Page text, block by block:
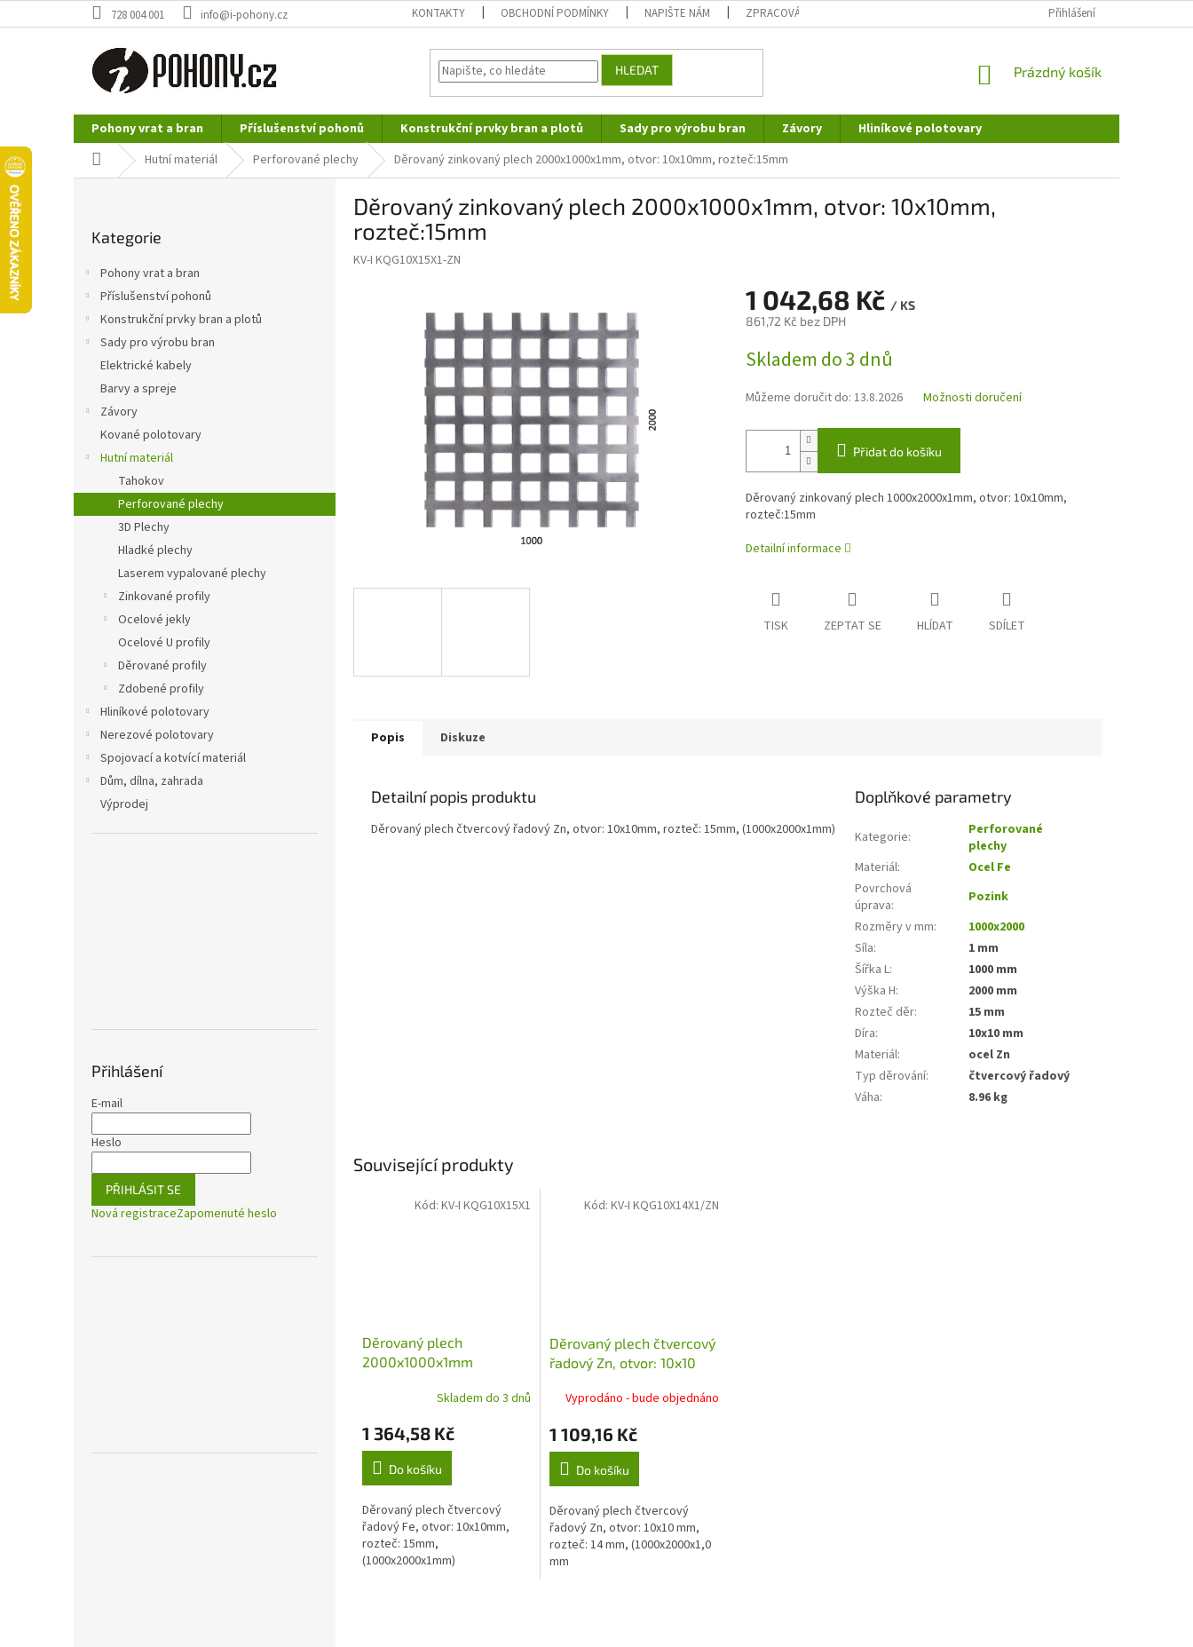
na
728 004 001 info@i-pohony.cz KONTAKTY OBCHODNÍ PODMÍNKY NAPIŠTE NÁM ZPRACOVÁNÍ OSOBNÍCH ÚDAJŮ REKLAMAČNÍ ŘÁD
Přihlášení
HLEDAT
NÁKUPNÍ
Prázdný košík
Pohony vrat a bran Příslušenství pohonů Konstrukční prvky bran a plotů Sady pro výrobu bran Závory
Hliníkové polotovary
Nerezové polotovary
Hutní materiál
Domů Hutní materiál Perforované plechy Děrovaný zinkovaný plech 2000x1000x1mm, otvor: 10x10mm, rozteč:15mm
kategorie
Kategorie
Pohony vrat a bran
Příslušenství pohonů
Konstrukční prvky bran a plotů
Sady pro výrobu bran
Elektrické kabely
Barvy a spreje
Závory
Kované polotovary
Hutní materiál
Tahokov
Perforované plechy
3D Plechy
Hladké plechy
Laserem vypalované plechy
Zinkované profily
Ocelové jekly
Ocelové U profily
Děrované profily
Zdobené profily
Hliníkové polotovary
Nerezové polotovary
Spojovací a kotvící materiál
Dům, dílna, zahrada
Výprodej
Přihlášení
E-mail
Heslo
PŘIHLÁSIT SE
Nová registraceZapomenuté heslo
Děrovaný zinkovaný plech 2000x1000x1mm, otvor: 10x10mm,
rozteč:15mm
KV-I KQG10X15X1-ZN
1 042,68 Kč / KS
861,72 Kč bez DPH
cena:
Skladem do 3 dnů
Můžeme doručit do: 13.8.2026 Možnosti doručení
Přidat do košíku
Děrovaný zinkovaný plech 1000x2000x1mm, otvor: 10x10mm,
rozteč:15mm
Detailní informace
TISK ZEPTAT SE HLÍDAT SDÍLET
Související produkty
Děrovaný plech
2000x1000x1mm
10x10 mm, rozteč: 15 mm,
Skladem do 3 dnů
1 364,58 Kč
Do košíku
Děrovaný plech čtvercový
řadový Fe, otvor: 10x10mm,
rozteč: 15mm,
(1000x2000x1mm)
Kód: KV-I KQG10X15X1
Děrovaný plech čtvercový
řadový Zn, otvor: 10x10
Vyprodáno - bude objednáno
1 109,16 Kč
Do košíku
Děrovaný plech čtvercový
řadový Zn, otvor: 10x10 mm,
rozteč: 14 mm, (1000x2000x1,0
mm
Kód: KV-I KQG10X14X1/ZN
Popis Diskuze
Detailní popis produktu
Děrovaný plech čtvercový řadový Zn, otvor: 10x10mm, rozteč: 15mm, (1000x2000x1mm)
Doplňkové parametry
Kategorie:
Perforované
plechy
Materiál:
Ocel Fe
Povrchová
úprava:
Pozink
Rozměry v mm:
1000x2000
Síla:
1 mm
Šířka L:
1000 mm
Výška H:
2000 mm
Rozteč děr:
15 mm
Díra:
10x10 mm
Materiál:
ocel Zn
Typ děrování:
čtvercový řadový
Váha: 8.96 kg